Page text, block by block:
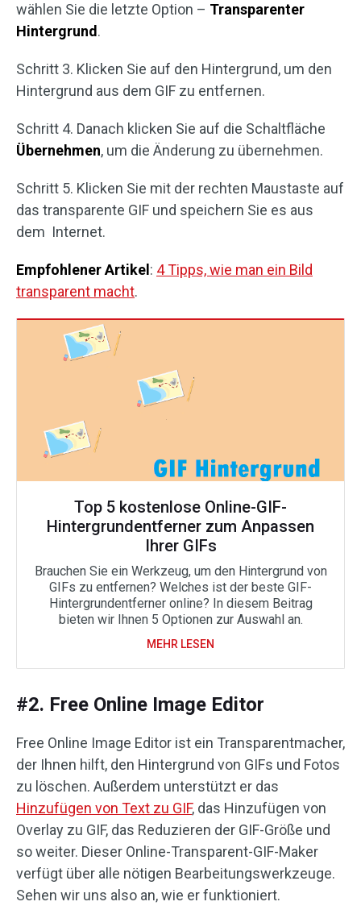
wählen Sie die letzte Option – Transparenter
Hintergrund .
Schritt 3. Klicken Sie auf den Hintergrund, um den
Hintergrund aus dem GIF zu entfernen.
Schritt 4. Danach klicken Sie auf die Schaltfläche
Übernehmen, um die Änderung zu übernehmen.
Schritt 5. Klicken Sie mit der rechten Maustaste auf
das transparente GIF und speichern Sie es aus
dem Internet.
Empfohlener Artikel : 4 Tipps, wie man ein Bild
transparent macht.
Top 5 kostenlose Online-GIF-
Hintergrundentferner zum Anpassen
Ihrer GIFs
Brauchen Sie ein Werkzeug, um den Hintergrund von
GIFs zu entfernen? Welches ist der beste GIF-
Hintergrundentferner online? In diesem Beitrag
bieten wir Ihnen 5 Optionen zur Auswahl an.
MEHR LESEN
#2. Free Online Image Editor
Free Online Image Editor ist ein Transparentmacher,
der Ihnen hilft, den Hintergrund von GIFs und Fotos
zu löschen. Außerdem unterstützt er das
Hinzufügen von Text zu GIF, das Hinzufügen von
Overlay zu GIF, das Reduzieren der GIF-Größe und
so weiter. Dieser Online-Transparent-GIF-Maker
verfügt über alle nötigen Bearbeitungswerkzeuge.
Sehen wir uns also an, wie er funktioniert.